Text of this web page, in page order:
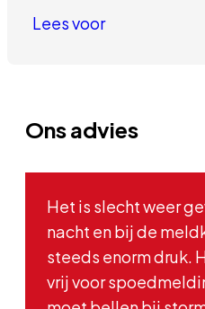
Lees voor
Ons advies
Het is slecht weer
nacht en bij de
steeds enorm druk.
vrij voor